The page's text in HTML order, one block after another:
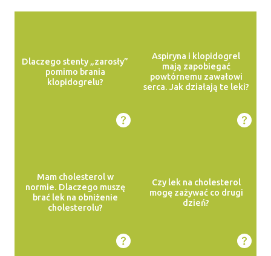
Dlaczego stenty „zarosły”
pomimo brania
klopidogrelu?
Aspiryna i klopidogrel
mają zapobiegać
powtórnemu zawałowi
serca. Jak działają te leki?
Mam cholesterol w
normie. Dlaczego muszę
brać lek na obniżenie
cholesterolu?
Czy lek na cholesterol
mogę zażywać co drugi
dzień?